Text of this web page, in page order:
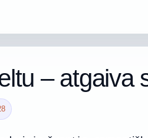
– atgaiva